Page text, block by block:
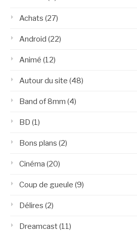
Achats (27)
Android (22)
Animé (12)
Autour du site (48)
Band of 8mm (4)
BD (1)
Bons plans (2)
Cinéma (20)
Coup de gueule (9)
Délires (2)
Dreamcast(11)